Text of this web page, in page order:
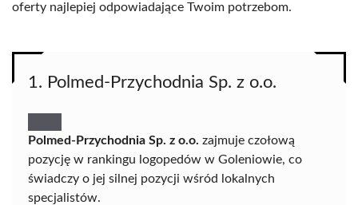
oferty najlepiej odpowiadające Twoim potrzebom.
1. Polmed-Przychodnia Sp. z o.o.
Polmed-Przychodnia Sp. z o.o. zajmuje czołową
pozycję w rankingu logopedów w Goleniowie, co
świadczy o jej silnej pozycji wśród lokalnych
specjalistów.